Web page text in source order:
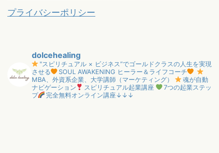
プライバシーポリシー
dolcehealing
"スピリチュアル × ビジネス”でゴールドクラスの人生を実現
させる
SOUL AWAKENING ヒーラー＆ライフコーチ
MBA、外資系企業、大学講師（マーケティング）
魂が自動
ナビゲーション
スピリチュアル起業講座
7つの起業ステッ
プ
完全無料オンライン講座↓↓↓